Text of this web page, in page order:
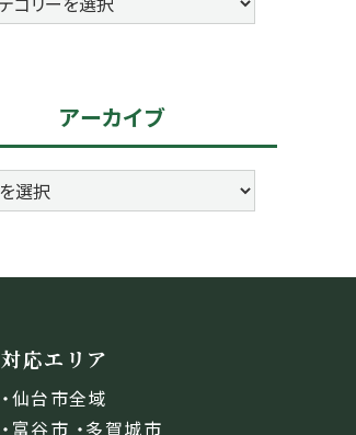
アーカイブ
対応エリア
・仙台市全域
・富谷市 ・多賀城市